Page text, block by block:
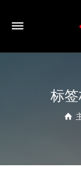
标